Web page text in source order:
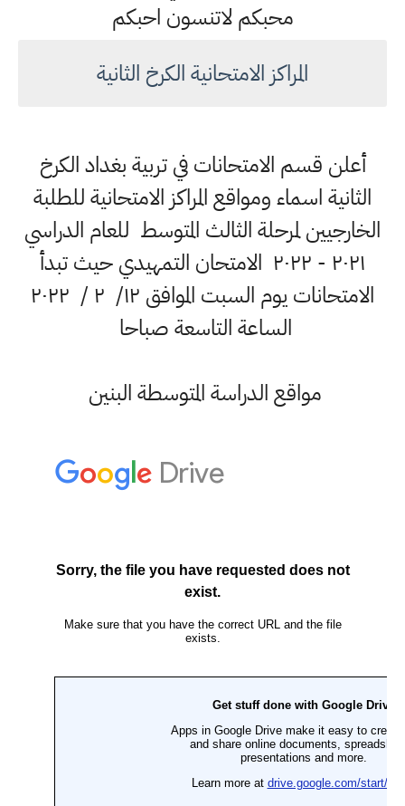
محبكم لاتنسون احبكم
المراكز الامتحانية الكرخ الثانية
أعلن قسم الامتحانات في تربية بغداد الكرخ
الثانية اسماء ومواقع المراكز الامتحانية للطلبة
الخارجيين لمرحلة الثالث المتوسط للعام الدراسي
٢٠٢١ - ٢٠٢٢ الامتحان التمهيدي حيث تبدأ
الامتحانات يوم السبت الموافق ١٢/ ٢ / ٢٠٢٢
الساعة التاسعة صباحا
مواقع الدراسة المتوسطة البنين